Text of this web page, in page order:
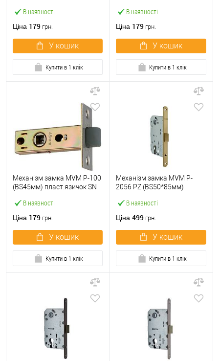
В наявності
Ціна 179 грн.
У кошик
Купити в 1 клік
В наявності
Ціна 179 грн.
У кошик
Купити в 1 клік
В наявності
Механізм замка MVM P-100
(BS45мм) пласт.язичок SN
Ціна 179 грн.
У кошик
Купити в 1 клік
В наявності
Механізм замка MVM P-
2056 PZ (BS50*85мм)
бронза
Ціна 499 грн.
У кошик
Купити в 1 клік